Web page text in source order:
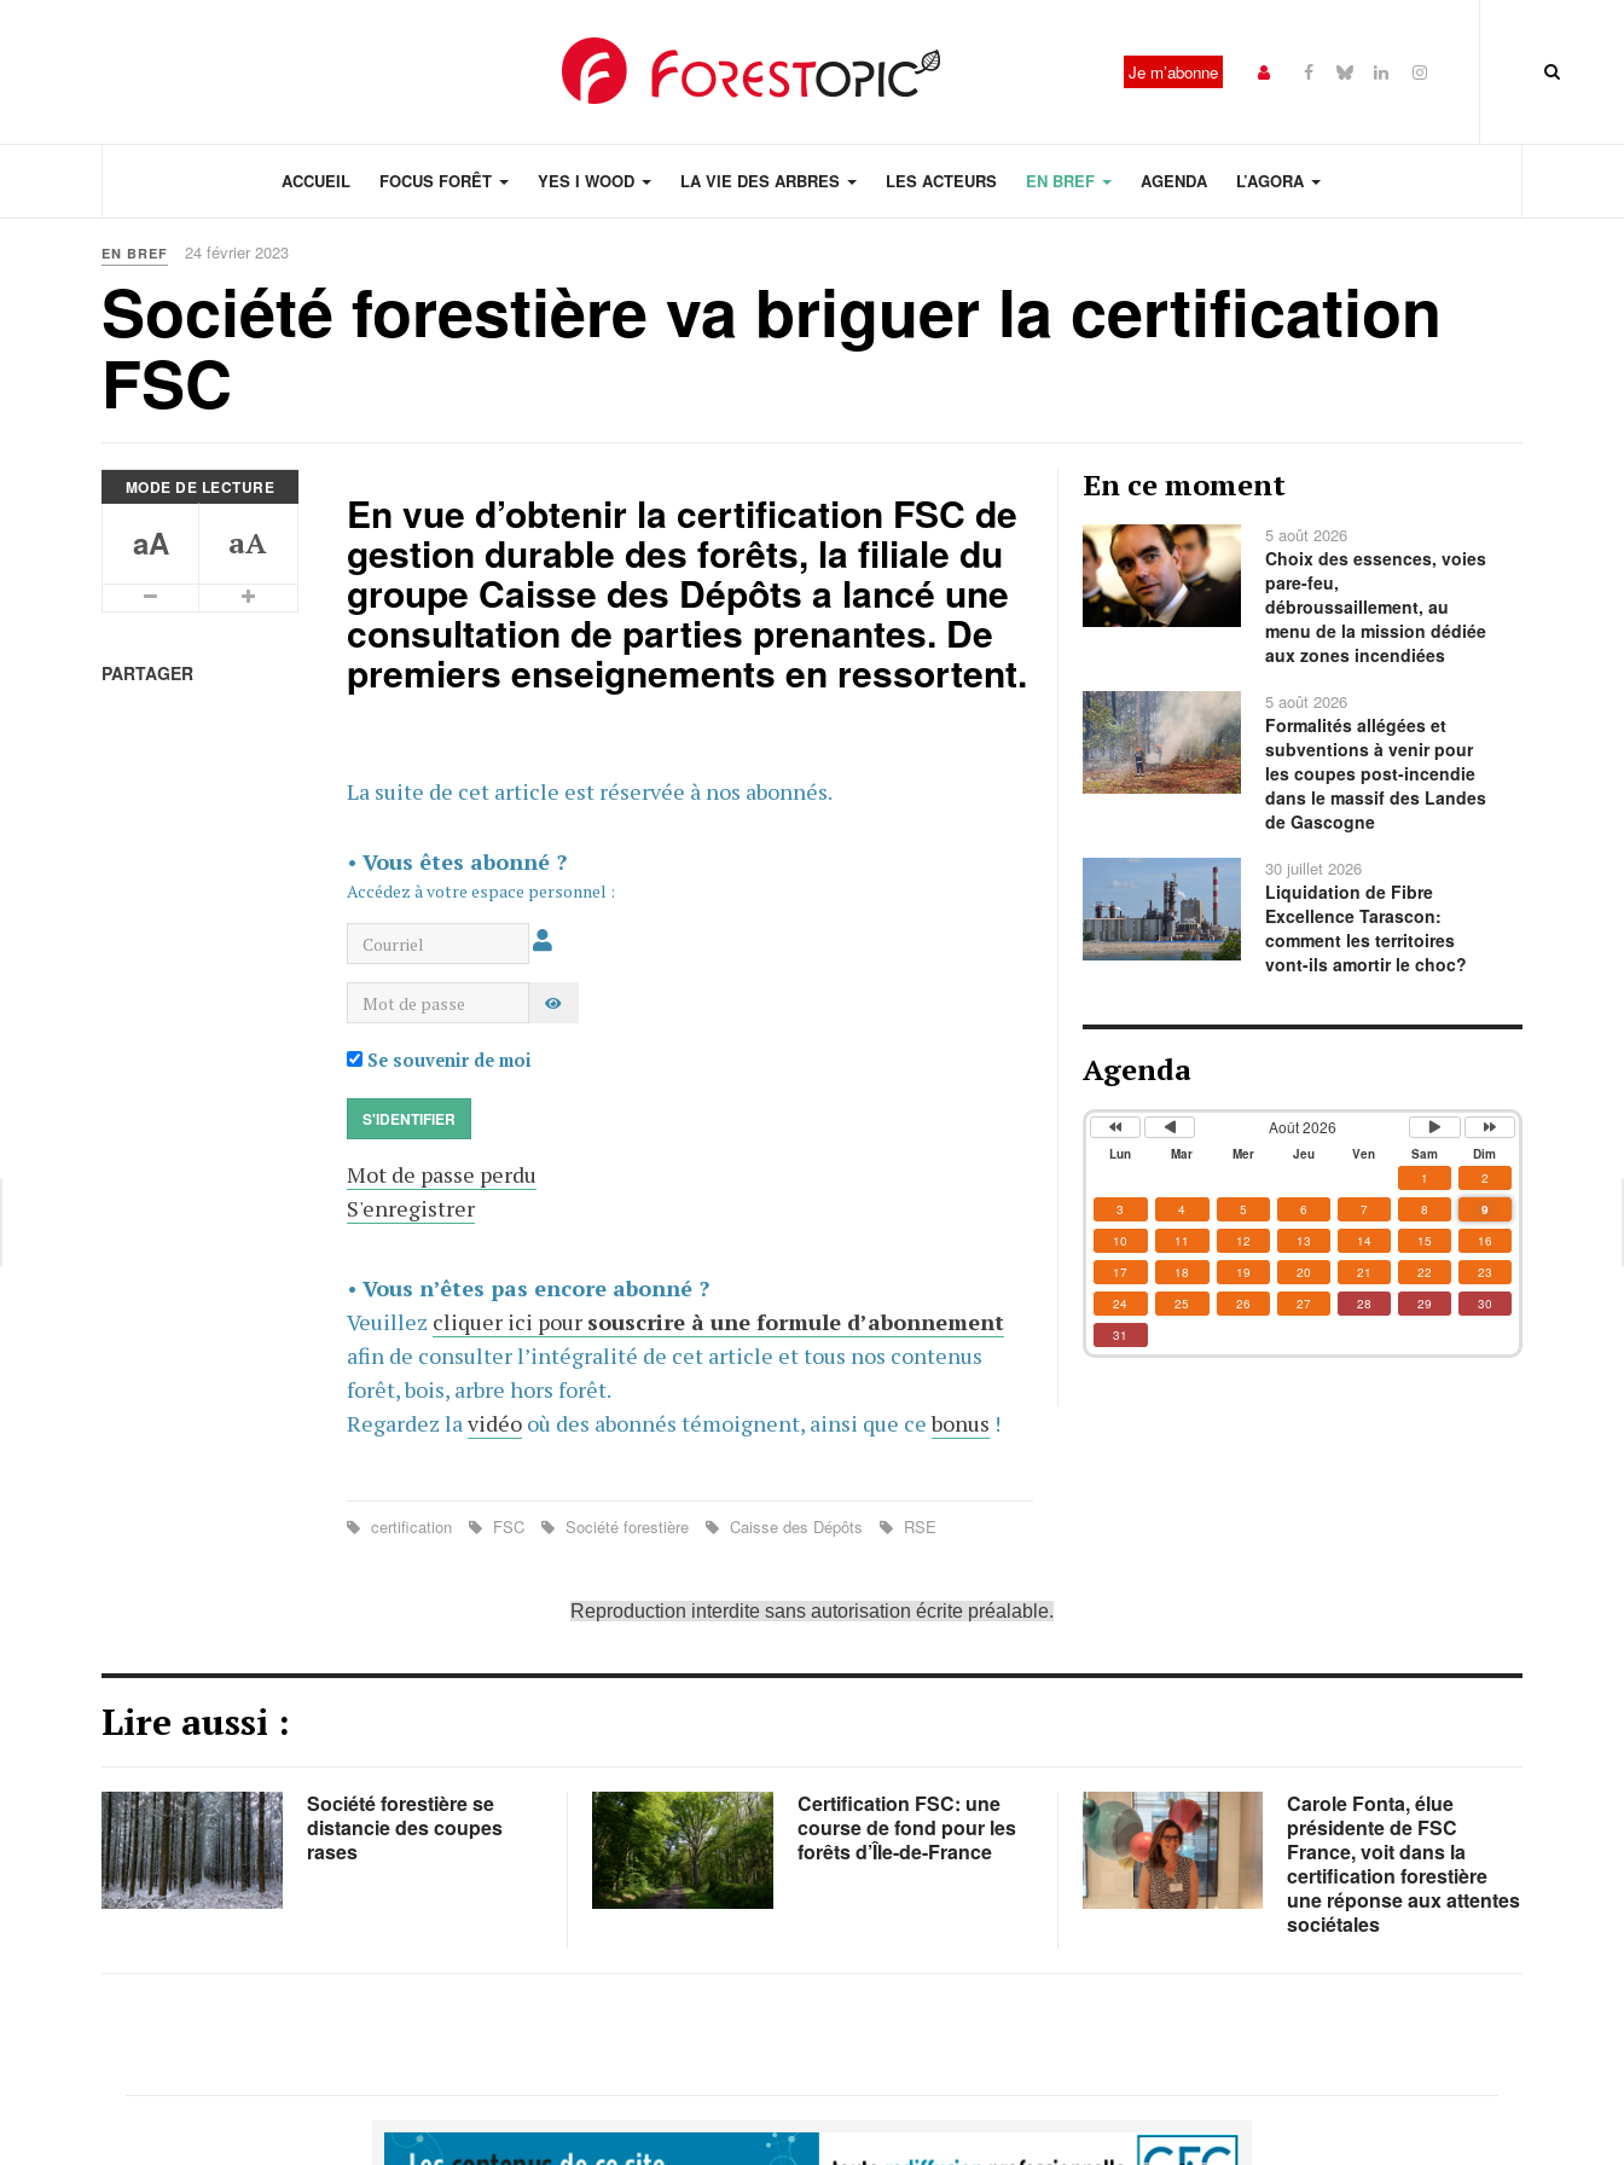
Je m’abonne
ACCUEIL FOCUS FORÊT YES I WOOD LA VIE DES ARBRES LES ACTEURS EN BREF AGENDA L’AGORA
EN BREF 24 février 2023
Société forestière va briguer la certification
FSC
MODE DE LECTURE
aA aA
Plus petits caractèresPlus grands caractères
PARTAGER
En vue d’obtenir la certification FSC de
gestion durable des forêts, la filiale du
groupe Caisse des Dépôts a lancé une
consultation de parties prenantes. De
premiers enseignements en ressortent.
La suite de cet article est réservée à nos abonnés.
• Vous êtes abonné ?
Accédez à votre espace personnel :
Courriel
Mot de passe AFFICHER LE MOT DE PASSE
Se souvenir de moi
S'IDENTIFIER
Mot de passe perdu
S'enregistrer
• Vous n’êtes pas encore abonné ?
Veuillez cliquer ici pour souscrire à une formule d’abonnement
afin de consulter l’intégralité de cet article et tous nos contenus
forêt, bois, arbre hors forêt.
Regardez lavidéooù des abonnés témoignent, ainsi que cebonus !
certification FSC Société forestière Caisse des Dépôts RSE
En ce moment
5 août 2026
Choix des essences, voies
pare-feu,
débroussaillement, au
menu de la mission dédiée
aux zones incendiées
5 août 2026
Formalités allégées et
subventions à venir pour
les coupes post-incendie
dans le massif des Landes
de Gascogne
30 juillet 2026
Liquidation de Fibre
Excellence Tarascon:
comment les territoires
vont-ils amortir le choc?
Agenda
précédenteprécédent
Août 2026
Lun Mar Mer Jeu Ven Sam
Dim
1
2
3
4 5 6 7 8
9
10
11 12 13 14 15
16
17
18 19 20 21 22
23
24
25 26 27 28 29
30
31
Reproduction interdite sans autorisation écrite préalable.
Lire aussi :
Société forestière se
distancie des coupes
rases
Certification FSC: une
course de fond pour les
forêts d’Île-de-France
Carole Fonta, élue
présidente de FSC
France, voit dans la
certification forestière
une réponse aux attentes
sociétales